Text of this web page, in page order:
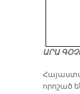
ԱՐԱ
որոշած